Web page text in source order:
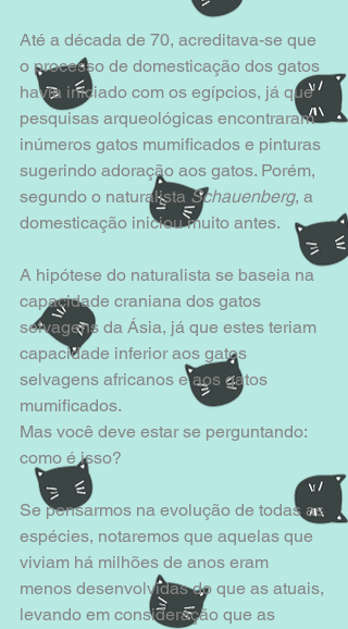
Até a década de 70, acreditava-se que
o processo de domesticação dos gatos
havia iniciado com os egípcios, já que
pesquisas arqueológicas encontraram
inúmeros gatos mumificados e pinturas
sugerindo adoração aos gatos. Porém,
segundo o naturalista Schauenberg, a
domesticação iniciou muito antes.
A hipótese do naturalista se baseia na
capacidade craniana dos gatos
selvagens da Ásia, já que estes teriam
capacidade inferior aos gatos
selvagens africanos e aos gatos
mumificados.
Mas você deve estar se perguntando:
como é isso?
Se pensarmos na evolução de todas as
espécies, notaremos que aquelas que
viviam há milhões de anos eram
menos desenvolvidas do que as atuais,
levando em consideração que as